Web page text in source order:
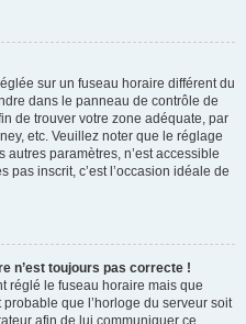
sur un fuseau horaire différent du
dans le panneau de contrôle de
de trouver votre zone adéquate, par
etc. Veuillez noter que le réglage
paramètres, n’est accessible
pas inscrit, c’est l’occasion idéale de
n’est toujours pas correcte !
réglé le fuseau horaire mais que
probable que l’horloge du serveur soit
afin de lui communiquer ce